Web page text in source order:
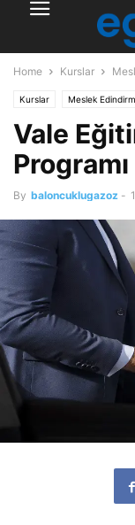
Home Kurslar
Kurslar Meslek
Vale
Programı
By baloncuklugazoz -